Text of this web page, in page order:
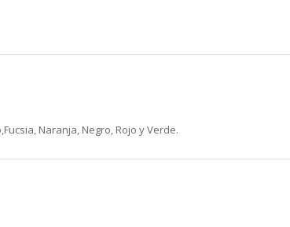
Naranja, Negro, Rojo y Verde.